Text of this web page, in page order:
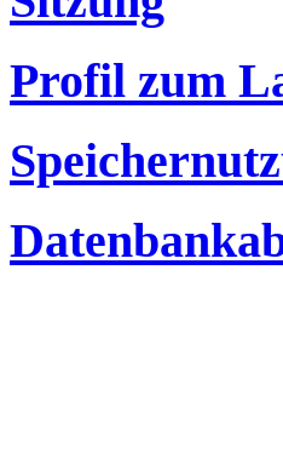
Profil zum